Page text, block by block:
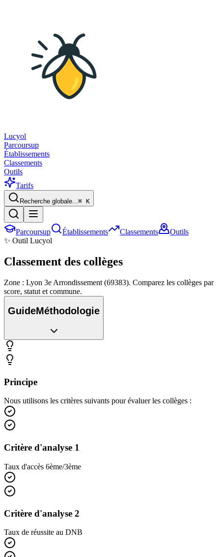
Lucyol
Parcoursup
Établissements
Classements
Outils
Tarifs
Recherche globale...⌘ K
Parcoursup Établissements Classements
Outils
✨ Outil Lucyol
Classement des collèges
Zone : Lyon 3e Arrondissement (69383). Comparez les collèges par
score, statut et commune.
GuideMéthodologie
Principe
Nous utilisons les critères suivants pour évaluer les collèges :
Critère d'analyse 1
Taux d'accès 6ème/3ème
Critère d'analyse 2
Taux de réussite au DNB